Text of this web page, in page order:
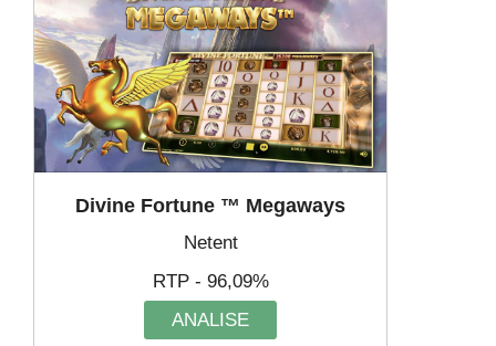
Divine Fortune ™ Megaways
Netent
RTP - 96,09%
ANALISE